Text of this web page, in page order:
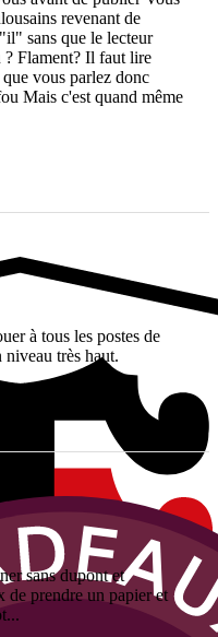
revenant de
sans que le lecteur
? Flament? Il faut lire
vous parlez donc
Mais c'est quand même
à tous les postes de
niveau très haut.
sans dupont et
de prendre un papier et